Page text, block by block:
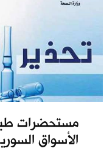
مستحضرات
الأسواق